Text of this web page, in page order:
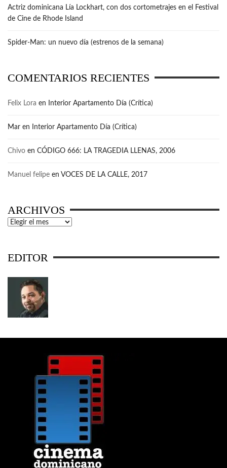
Actriz dominicana Lía Lockhart, con dos cortometrajes en el Festival
de Cine de Rhode Island
Spider-Man: un nuevo día (estrenos de la semana)
COMENTARIOS RECIENTES
Felix Lora en Interior Apartamento Día (Crítica)
Mar en Interior Apartamento Día (Crítica)
Chivo en CÓDIGO 666: LA TRAGEDIA LLENAS, 2006
Manuel felipe en VOCES DE LA CALLE, 2017
ARCHIVOS
Archivos
EDITOR